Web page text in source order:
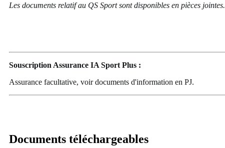
Les documents relatif au QS Sport sont disponibles en pièces jointes.
Souscription Assurance IA Sport Plus :
Assurance facultative, voir documents d'information en PJ.
Documents téléchargeables